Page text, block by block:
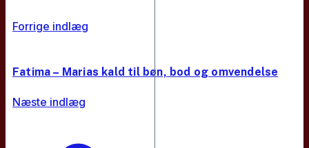
Forrige indlæg
Fatima – Marias kald til bøn, bod og omvendelse
Næste indlæg